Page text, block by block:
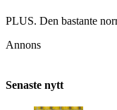
PLUS. Den bastante
Annons
Senaste nytt